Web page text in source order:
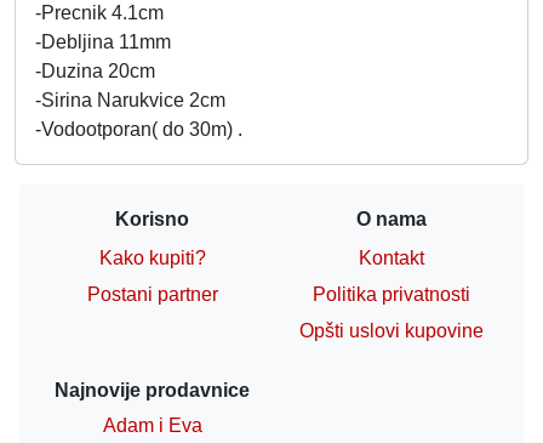
-Precnik 4.1cm
-Debljina 11mm
-Duzina 20cm
-Sirina Narukvice 2cm
-Vodootporan( do 30m) .
Korisno
Kako kupiti?
Postani partner
O nama
Kontakt
Politika privatnosti
Opšti uslovi kupovine
Najnovije prodavnice
Adam i Eva